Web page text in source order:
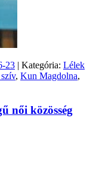
23 | Kategória: Lélek
, Kun Magdolna,
női közösség